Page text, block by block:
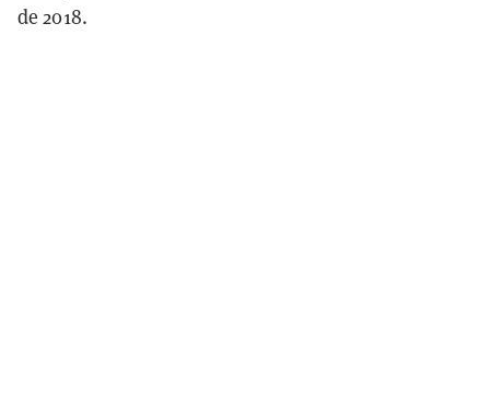
de 2018.